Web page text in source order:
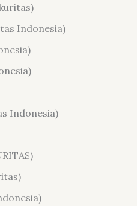
Indonesia)
Indonesia)